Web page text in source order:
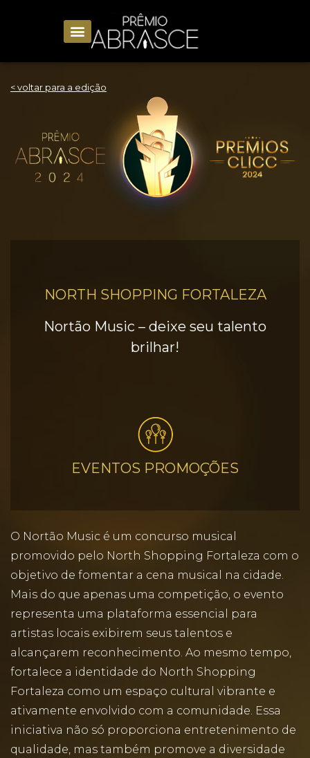
< voltar para a edição
NORTH SHOPPING FORTALEZA
Nortão Music – deixe seu talento
brilhar!
EVENTOS PROMOÇÕES
O Nortão Music é um concurso musical
promovido pelo North Shopping Fortaleza com o
objetivo de fomentar a cena musical na cidade.
Mais do que apenas uma competição, o evento
representa uma plataforma essencial para
artistas locais exibirem seus talentos e
alcançarem reconhecimento. Ao mesmo tempo,
fortalece a identidade do North Shopping
Fortaleza como um espaço cultural vibrante e
ativamente envolvido com a comunidade. Essa
iniciativa não só proporciona entretenimento de
qualidade, mas também promove a diversidade